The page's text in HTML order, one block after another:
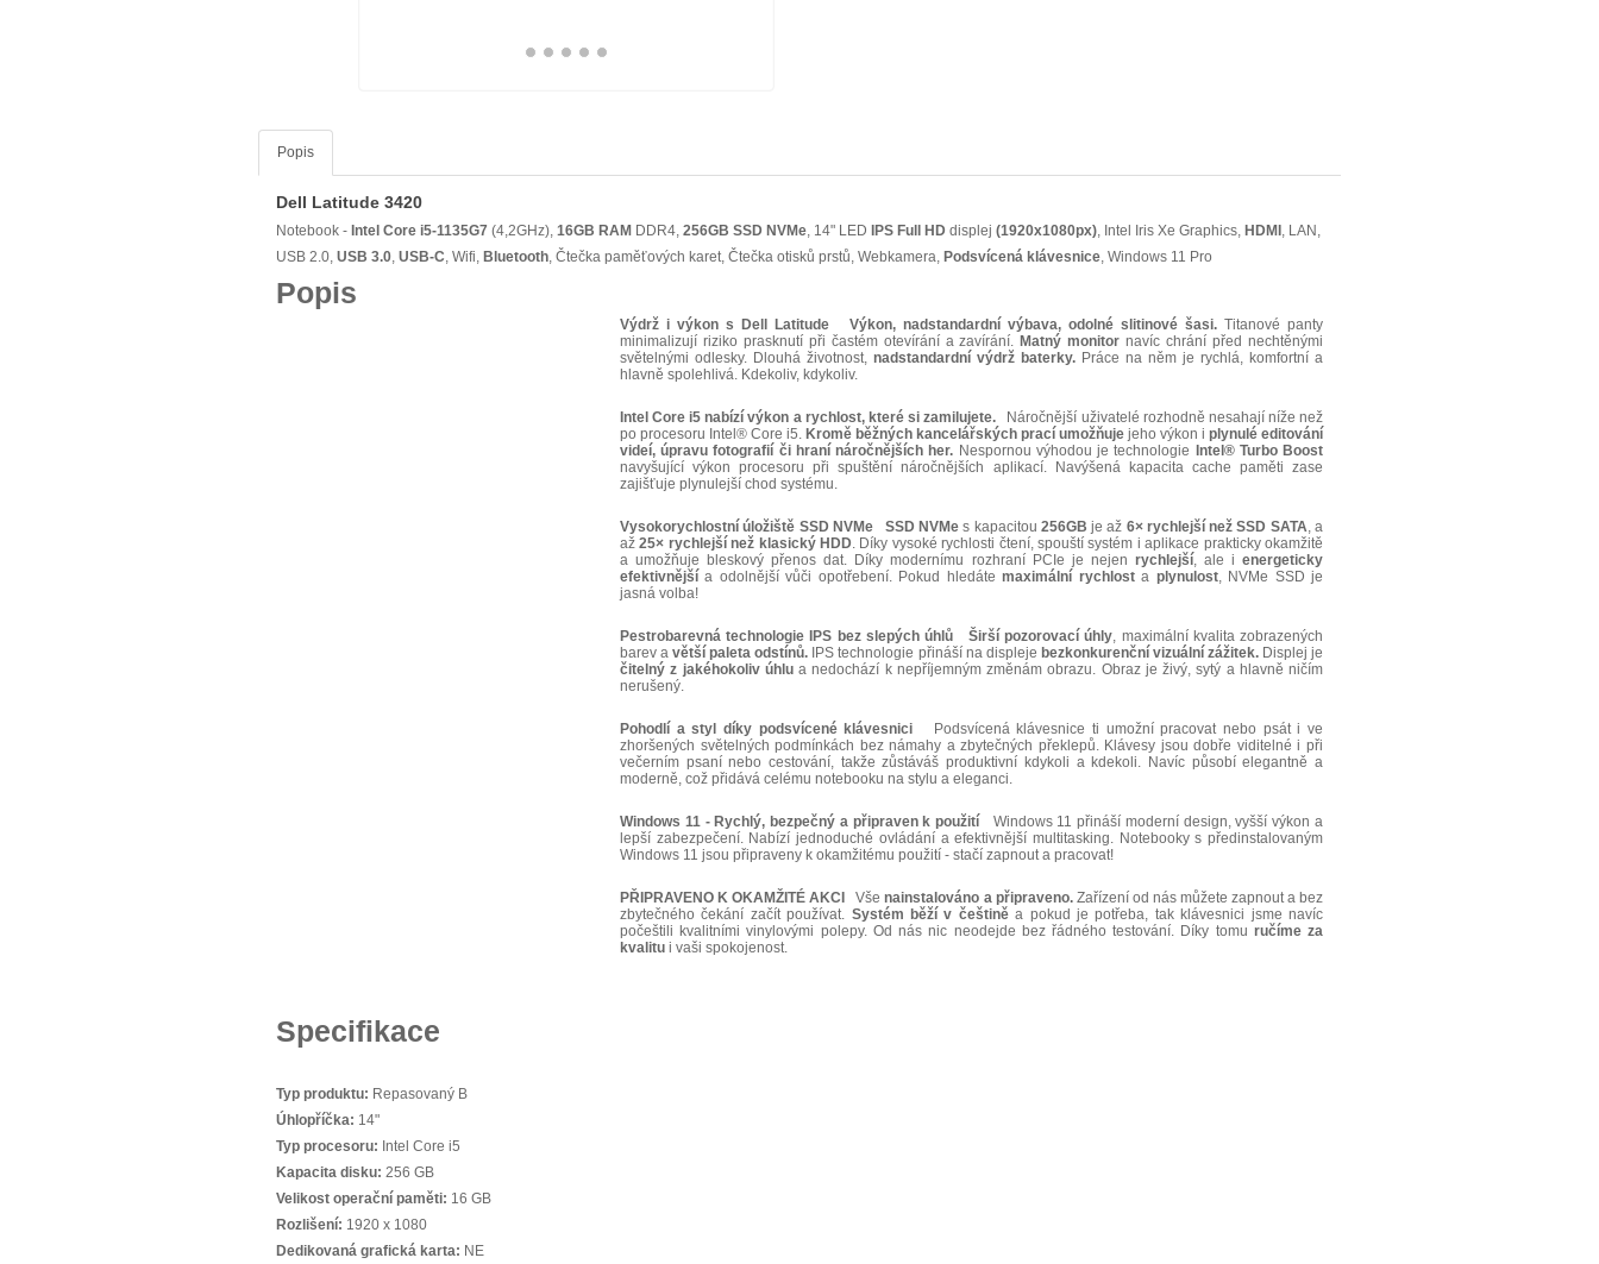
Popis
Dell Latitude 3420
Notebook - Intel Core i5-1135G7 (4,2GHz), 16GB RAM DDR4, 256GB SSD NVMe, 14" LED IPS Full HD displej (1920x1080px), Intel Iris Xe Graphics, HDMI , LAN,
USB 2.0, USB 3.0, USB-C, Wifi, Bluetooth, Čtečka paměťových karet, Čtečka otisků prstů, Webkamera, Podsvícená klávesnice, Windows 11 Pro
Popis
Výdrž i výkon s Dell Latitude Výkon, nadstandardní výbava, odolné slitinové šasi. Titanové panty
minimalizují riziko prasknutí při častém otevírání a zavírání. Matný monitor navíc chrání před nechtěnými
světelnými odlesky. Dlouhá životnost, nadstandardní výdrž baterky. Práce na něm je rychlá, komfortní a
hlavně spolehlivá. Kdekoliv, kdykoliv.
Intel Core i5 nabízí výkon a rychlost, které si zamilujete. Náročnější uživatelé rozhodně nesahají níže než
po procesoru Intel® Core i5. Kromě běžných kancelářských prací umožňuje jeho výkon i plynulé editování
videí, úpravu fotografií či hraní náročnějších her. Nespornou výhodou je technologie
Intel® Turbo Boost
navyšující výkon procesoru při spuštění náročnějších aplikací. Navýšená kapacita cache paměti zase
zajišťuje plynulejší chod systému.
Vysokorychlostní úložiště SSD NVMe SSD NVMes kapacitou 256GB je až 6× rychlejší než SSD SATA, a
až25× rychlejší než klasický HDD. Díky vysoké rychlosti čtení, spouští systém i aplikace prakticky okamžitě
a umožňuje bleskový přenos dat. Díky modernímu rozhraní PCIe je nejen rychlejší, ale ienergeticky
efektivnější a odolnější vůči opotřebení. Pokud hledáte maximální rychlosta plynulost, NVMe SSD je
jasná volba!
Pestrobarevná technologie IPS bez slepých úhlů Širší pozorovací úhly, maximální kvalita zobrazených
barev avětší paleta odstínů. IPS technologie přináší na displeje bezkonkurenční vizuální zážitek.Displej je
čitelný z jakéhokoliv úhlua nedochází k nepříjemným změnám obrazu. Obraz je živý, sytý a hlavně ničím
nerušený.
Pohodlí a styl díky podsvícené klávesnici Podsvícená klávesnice ti umožní pracovat nebo psát i ve
zhoršených světelných podmínkách bez námahy a zbytečných překlepů. Klávesy jsou dobře viditelné i při
večerním psaní nebo cestování, takže zůstáváš produktivní kdykoli a kdekoli. Navíc působí elegantně a
moderně, což přidává celému notebooku na stylu a eleganci.
Windows 11 - Rychlý, bezpečný a připraven k použití Windows 11 přináší moderní design, vyšší výkon a
lepší zabezpečení. Nabízí jednoduché ovládání a efektivnější multitasking. Notebooky s předinstalovaným
Windows 11 jsou připraveny k okamžitému použití - stačí zapnout a pracovat!
PŘIPRAVENO K OKAMŽITÉ AKCI Všenainstalováno a připraveno.Zařízení od nás můžete zapnout a bez
zbytečného čekání začít používat. Systém běží v češtiněa pokud je potřeba, tak klávesnici jsme navíc
počeštili kvalitními vinylovými polepy. Od nás nic neodejde bez řádného testování. Díky tomu ručíme za
kvalitu i vaši spokojenost.
Specifikace
Typ produktu: Repasovaný B
Úhlopříčka: 14"
Typ procesoru: Intel Core i5
Kapacita disku: 256 GB
Velikost operační paměti: 16 GB
Rozlišení: 1920 x 1080
Dedikovaná grafická karta: NE